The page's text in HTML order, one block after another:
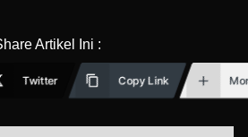
Artikel Ini :
Twitter Copy Link